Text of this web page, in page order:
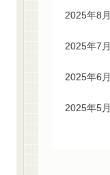
2025年8月
2025年7月
2025年6月
2025年5月